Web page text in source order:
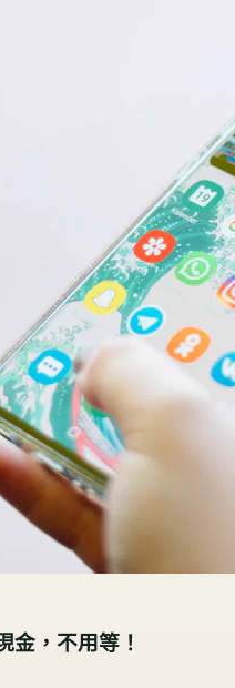
金，不用等！